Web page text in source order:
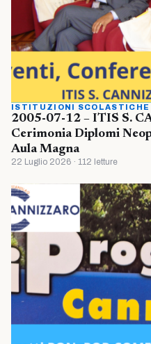
ISTITUZIONI SCOLASTICHE
2005-07-12 – ITIS S.
Cerimonia Diplomi
Aula Magna
22 Luglio 2026 · 112 letture